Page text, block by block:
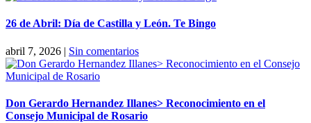
26 de Abril: Día de Castilla y León. Te Bingo
abril 7, 2026 | Sin comentarios
Don Gerardo Hernandez Illanes> Reconocimiento en el
Consejo Municipal de Rosario